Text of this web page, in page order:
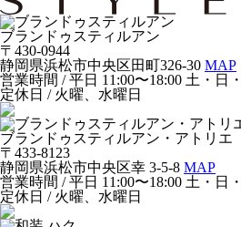
ブランドゥスティルアン
〒430-0944
静岡県浜松市中央区田町326-30 MAP
営業時間 / 平日 11:00〜18:00 土・日
定休日 / 火曜、水曜日
ブランドゥスティルアン・アトリエ
〒433-8123
静岡県浜松市中央区幸 3-5-8 MAP
営業時間 / 平日 11:00〜18:00 土・日
定休日 / 火曜、水曜日